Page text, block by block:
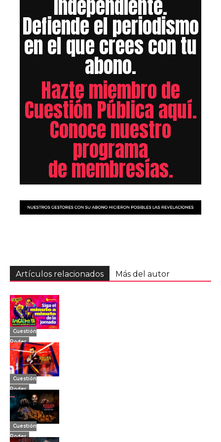
independiente.
Defiende el periodismo
en el que crees con tu
abono.
Hazte miembro de
Cuestión Pública aquí.
Conoce nuestro
programa
de membresías.
Artículos relacionados Más del autor
Cuestión
Poder
Cuestión
Poder
Cuestión
Poder